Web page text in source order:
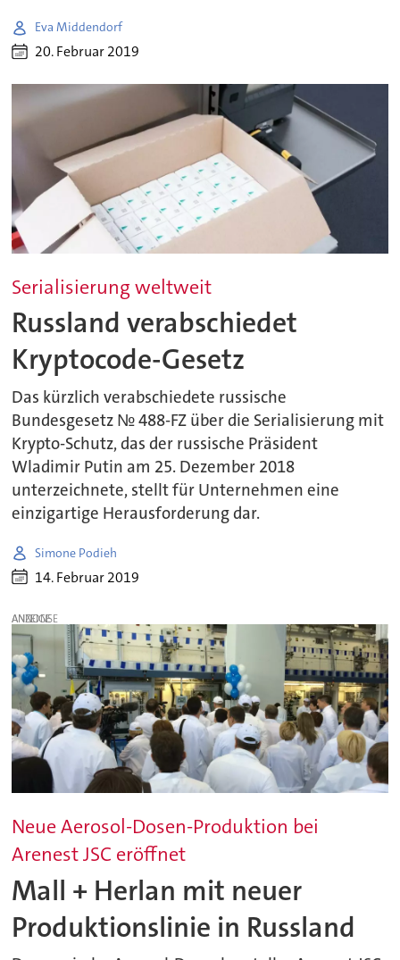
Eva Middendorf
20. Februar 2019
Serialisierung weltweit
Russland verabschiedet
Kryptocode-Gesetz
Das kürzlich verabschiedete russische
Bundesgesetz № 488-FZ über die Serialisierung mit
Krypto-Schutz, das der russische Präsident
Wladimir Putin am 25. Dezember 2018
unterzeichnete, stellt für Unternehmen eine
einzigartige Herausforderung dar.
Simone Podieh
14. Februar 2019
ANZEIGE
Neue Aerosol-Dosen-Produktion bei
Arenest JSC eröffnet
Mall + Herlan mit neuer
Produktionslinie in Russland